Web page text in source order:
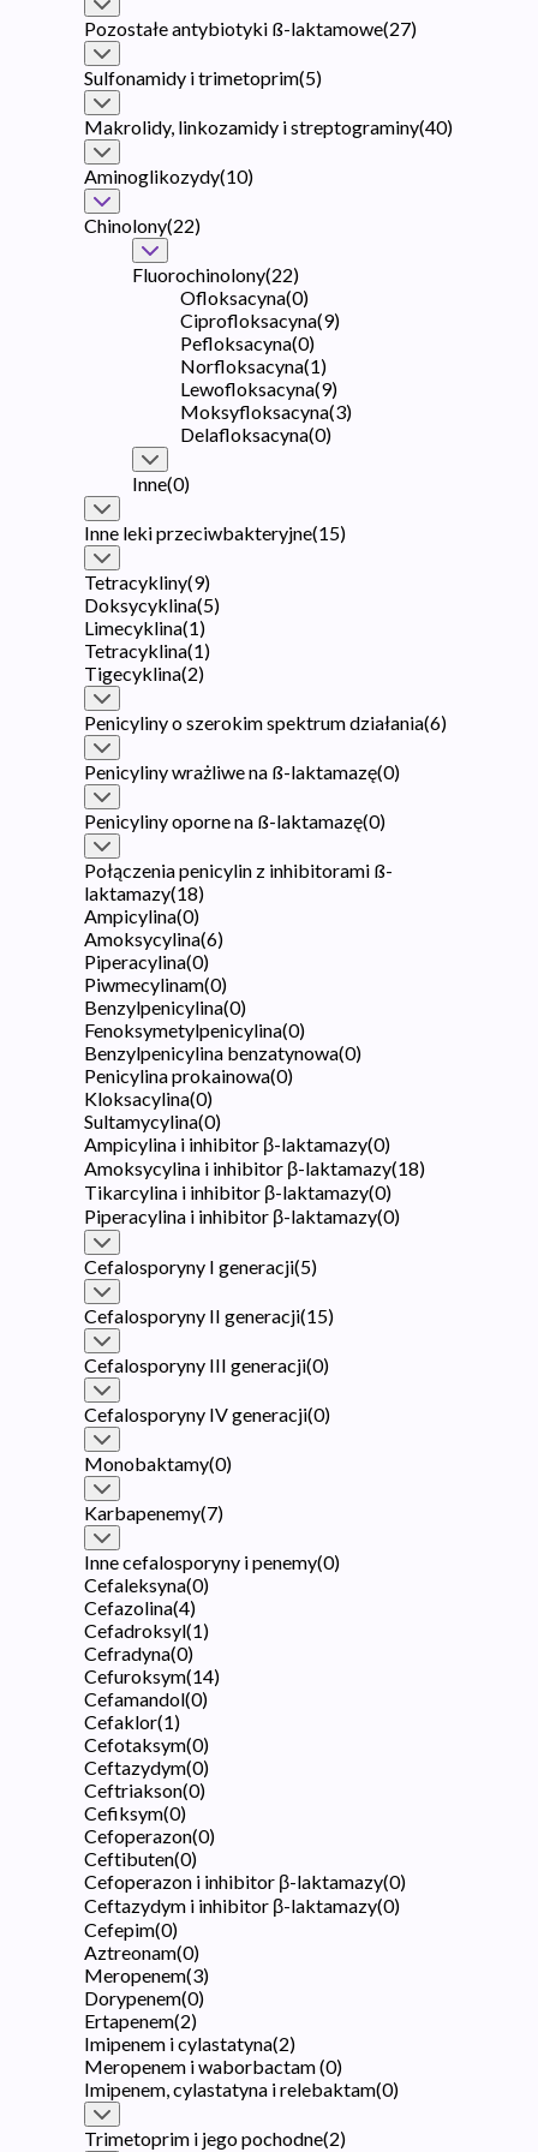
Pozostałe antybiotyki ß-laktamowe(27)
Sulfonamidy i trimetoprim(5)
Makrolidy, linkozamidy i streptograminy(40)
Aminoglikozydy(10)
Chinolony(22)
Fluorochinolony(22)
Ofloksacyna(0)
Ciprofloksacyna(9)
Pefloksacyna(0)
Norfloksacyna(1)
Lewofloksacyna(9)
Moksyfloksacyna(3)
Delafloksacyna(0)
Inne(0)
Inne leki przeciwbakteryjne(15)
Tetracykliny(9)
Doksycyklina(5)
Limecyklina(1)
Tetracyklina(1)
Tigecyklina(2)
Penicyliny o szerokim spektrum działania(6)
Penicyliny wrażliwe na ß-laktamazę(0)
Penicyliny oporne na ß-laktamazę(0)
Połączenia penicylin z inhibitorami ß-
laktamazy(18)
Ampicylina(0)
Amoksycylina(6)
Piperacylina(0)
Piwmecylinam(0)
Benzylpenicylina(0)
Fenoksymetylpenicylina(0)
Benzylpenicylina benzatynowa(0)
Penicylina prokainowa(0)
Kloksacylina(0)
Sultamycylina(0)
Ampicylina i inhibitor β-laktamazy(0)
Amoksycylina i inhibitor β-laktamazy(18)
Tikarcylina i inhibitor β-laktamazy(0)
Piperacylina i inhibitor β-laktamazy(0)
Cefalosporyny I generacji(5)
Cefalosporyny II generacji(15)
Cefalosporyny III generacji(0)
Cefalosporyny IV generacji(0)
Monobaktamy(0)
Karbapenemy(7)
Inne cefalosporyny i penemy(0)
Cefaleksyna(0)
Cefazolina(4)
Cefadroksyl(1)
Cefradyna(0)
Cefuroksym(14)
Cefamandol(0)
Cefaklor(1)
Cefotaksym(0)
Ceftazydym(0)
Ceftriakson(0)
Cefiksym(0)
Cefoperazon(0)
Ceftibuten(0)
Cefoperazon i inhibitor β-laktamazy(0)
Ceftazydym i inhibitor β-laktamazy(0)
Cefepim(0)
Aztreonam(0)
Meropenem(3)
Dorypenem(0)
Ertapenem(2)
Imipenem i cylastatyna(2)
Meropenem i waborbactam(0)
Imipenem, cylastatyna i relebaktam(0)
Trimetoprim i jego pochodne(2)